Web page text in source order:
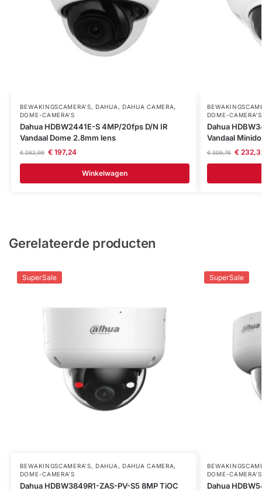
BEWAKINGSCAMERA'S,DAHUA , DAHUA CAMERA,
DOME-CAMERA’S
Dahua HDBW2441E-S 4MP/20fps D/N IR
Vandaal Dome 2.8mm lens
€262,99 €197,24
Winkelwagen
DOME-CAMERA’S
Dahua
Vandaal
€309,76 €
Gerelateerde producten
SuperSale
BEWAKINGSCAMERA'S,DAHUA , DAHUA CAMERA,
DOME-CAMERA’S
Dahua HDBW3849R1-ZAS-PV-S5 8MP TiOC
SuperSale
DOME-CAMERA’S
Dahua